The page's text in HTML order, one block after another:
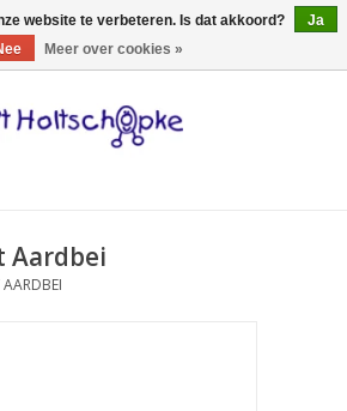
0 Artikelen - €0,00
Aardbei
website te verbeteren. Is dat akkoord?
Ja
Meer over cookies »